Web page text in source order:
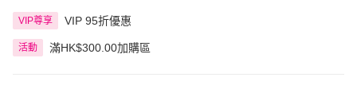
VIP尊享 VIP 95折優惠
活動 滿HK$300.00加購區